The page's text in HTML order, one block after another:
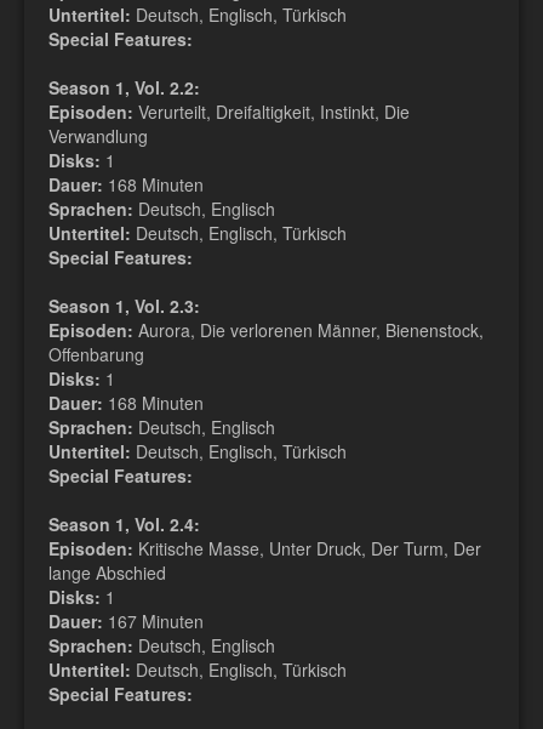
Untertitel: Deutsch, Englisch, Türkisch
Special Features:
Season 1, Vol. 2.2:
Episoden: Verurteilt, Dreifaltigkeit, Instinkt, Die
Verwandlung
Disks: 1
Dauer: 168 Minuten
Sprachen: Deutsch, Englisch
Untertitel: Deutsch, Englisch, Türkisch
Special Features:
Season 1, Vol. 2.3:
Episoden: Aurora, Die verlorenen Männer, Bienenstock,
Offenbarung
Disks: 1
Dauer: 168 Minuten
Sprachen: Deutsch, Englisch
Untertitel: Deutsch, Englisch, Türkisch
Special Features:
Season 1, Vol. 2.4:
Episoden: Kritische Masse, Unter Druck, Der Turm, Der
lange Abschied
Disks: 1
Dauer: 167 Minuten
Sprachen: Deutsch, Englisch
Untertitel: Deutsch, Englisch, Türkisch
Special Features: